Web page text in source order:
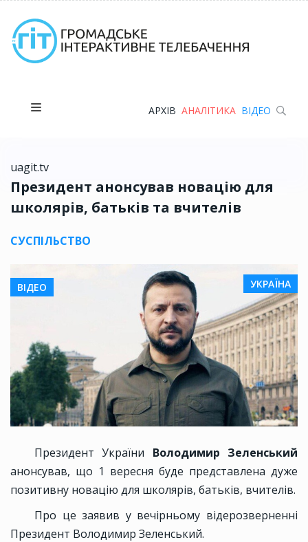
АРХІВ АНАЛІТИКА ВІДЕО
uagit.tv
Президент анонсував новацію для
школярів, батьків та вчителів
СУСПІЛЬСТВО
ВІДЕО УКРАЇНА
Президент України Володимир Зеленський
анонсував, що 1 вересня буде представлена дуже
позитивну новацію для школярів, батьків, вчителів.
Про це заявив у вечірньому відерозверненні
Президент Володимир Зеленський.